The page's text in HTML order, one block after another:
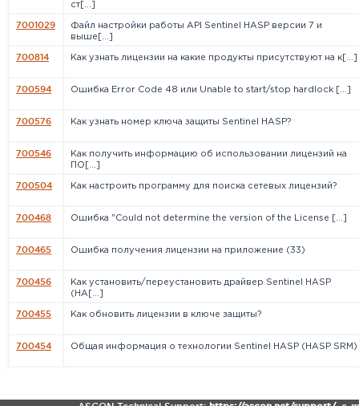
ст[...]
7001029
Файл настройки работы API Sentinel HASP версии 7 и
выше[...]
700814 Как узнать лицензии на какие продукты присутствуют на к[...]
700594 Ошибка Error Code 48 или Unable to start/stop hardlock [...]
700576 Как узнать номер ключа защиты Sentinel HASP?
700546
Как получить информацию об использовании лицензий на
ПО[...]
700504 Как настроить программу для поиска сетевых лицензий?
700468 Ошибка "Could not determine the version of the License [...]
700465 Ошибка получения лицензии на приложение (33)
700456
Как установить/переустановить драйвер Sentinel HASP
(HA[...]
700455 Как обновить лицензии в ключе защиты?
700454 Общая информация о технологии Sentinel HASP (HASP SRM)